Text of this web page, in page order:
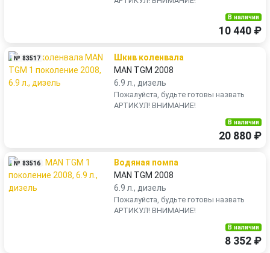
В наличии
10 440 ₽
№ 83517
Шкив коленвала
MAN TGM 2008
6.9 л., дизель
Пожалуйста, будьте готовы назвать
АРТИКУЛ! ВНИМАНИЕ!
В наличии
20 880 ₽
№ 83516
Водяная помпа
MAN TGM 2008
6.9 л., дизель
Пожалуйста, будьте готовы назвать
АРТИКУЛ! ВНИМАНИЕ!
В наличии
8 352 ₽